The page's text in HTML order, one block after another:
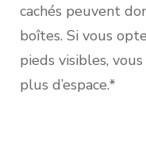
cachés peuvent
boîtes. Si vous
pieds visibles, vous
plus d’espace.*